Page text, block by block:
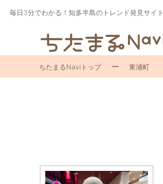
毎日3分でわかる！知多半島のトレンド発見サイト
ちたまるNaviトップ 東浦町